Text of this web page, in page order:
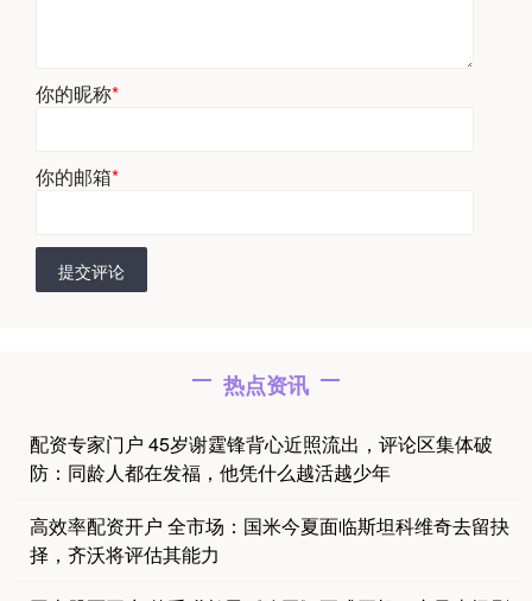
你的昵称*
你的邮箱*
提交评论
热点资讯
配资专家门户 45岁谢霆锋背心近照流出，评论区集体破
防：同龄人都在发福，他凭什么越活越少年
高效率配资开户 全市场：国米今夏面临斯坦科维奇去留抉
择，齐沃将评估其能力